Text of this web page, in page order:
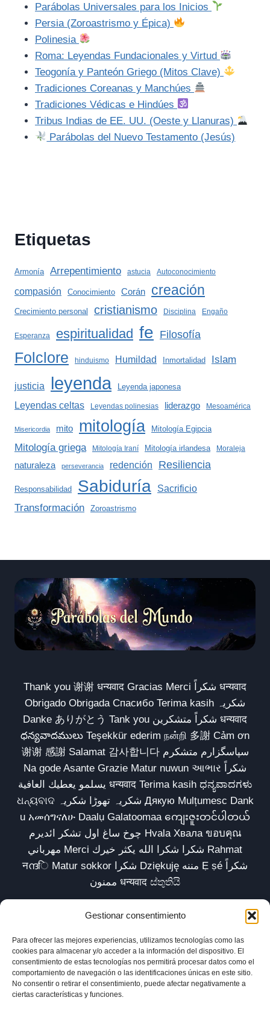
Gestionar consentimiento
Para ofrecer las mejores experiencias, utilizamos tecnologías como las
cookies para almacenar y/o acceder a la información del dispositivo. El
consentimiento de estas tecnologías nos permitirá procesar datos como el
comportamiento de navegación o las identificaciones únicas en este sitio.
No consentir o retirar el consentimiento, puede afectar negativamente a
ciertas características y funciones.
Parábolas Universales para los Inicios
Persia (Zoroastrismo y Épica)
Polinesia
Roma: Leyendas Fundacionales y Virtud
Teogonía y Panteón Griego (Mitos Clave)
Tradiciones Coreanas y Manchúes
Tradiciones Védicas e Hindúes
Tribus Indias de EE. UU. (Oeste y Llanuras)
Parábolas del Nuevo Testamento (Jesús)
Etiquetas
Armonía Arrepentimiento astucia Autoconocimiento
compasión Conocimiento Corán creación
Crecimiento personal cristianismo Disciplina Engaño
Esperanza espiritualidad fe Filosofía
Folclore hinduismo Humildad Inmortalidad Islam
justicia leyenda Leyenda japonesa
Leyendas celtas Leyendas polinesias liderazgo Mesoamérica
Misericordia mito mitología Mitología Egipcia
Mitología griega Mitología Iraní Mitología irlandesa Moraleja
naturaleza perseverancia redención Resiliencia
Responsabilidad Sabiduría Sacrificio
Transformación Zoroastrismo
Thank you 谢谢 धन्यवाद Gracias Merci شكراً धन्यवाद
Obrigado Obrigada Спасибо Terima kasih شکریہ
Danke ありがとう Tank you شكراً متشكرين धन्यवाद
ధన్యవాదములు Teşekkür ederim நன்றி 多謝 Cảm ơn
谢谢 感謝 Salamat 감사합니다 سپاسگزارم متشکرم
Na gode Asante Grazie Matur nuwun આભાર شكراً
يسلمو يعطيك العافية धन्यवाद Terima kasih ಧನ್ಯವಾದಗಳು
ଧନ୍ୟବାଦ شکریہ تھوڑا شکریہ Дякую Mulțumesc Dank
u አመሰግናለሁ Daalụ Galatoomaa ကျေးဇူးတင်ပါတယ်
چوخ ساغ اول تشکر ائدیرم Hvala Хвала ขอบคุณ
مهرباني Merci شكرا شكرا الله يكثر خيرك Rahmat
नന്ദि Matur sokkor شكرا Dziękuję مننه Ẹ ṣé شكراً
ممنون धन्यवाद ස්තුතියි
Inicio Biblioteca Parábolas TV
Comunidad
Esencia
Blog
Política de privacidad
Aviso legal
Política de cookies (UE)